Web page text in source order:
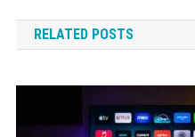
RELATED POSTS